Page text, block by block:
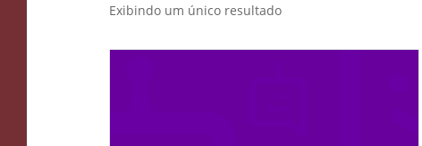
Exibindo um único resultado